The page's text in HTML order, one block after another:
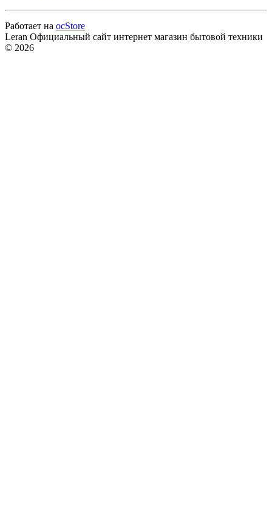
Работает на ocStore
Leran Официальный сайт интернет магазин бытовой техники
© 2026